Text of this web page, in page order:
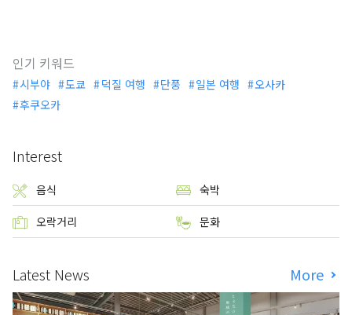
인기 키워드
시부야 도쿄 덕질 여행 단풍 일본 여행
오사카
후쿠오카
Interest
음식 숙박
오락거리 문화
Latest News More